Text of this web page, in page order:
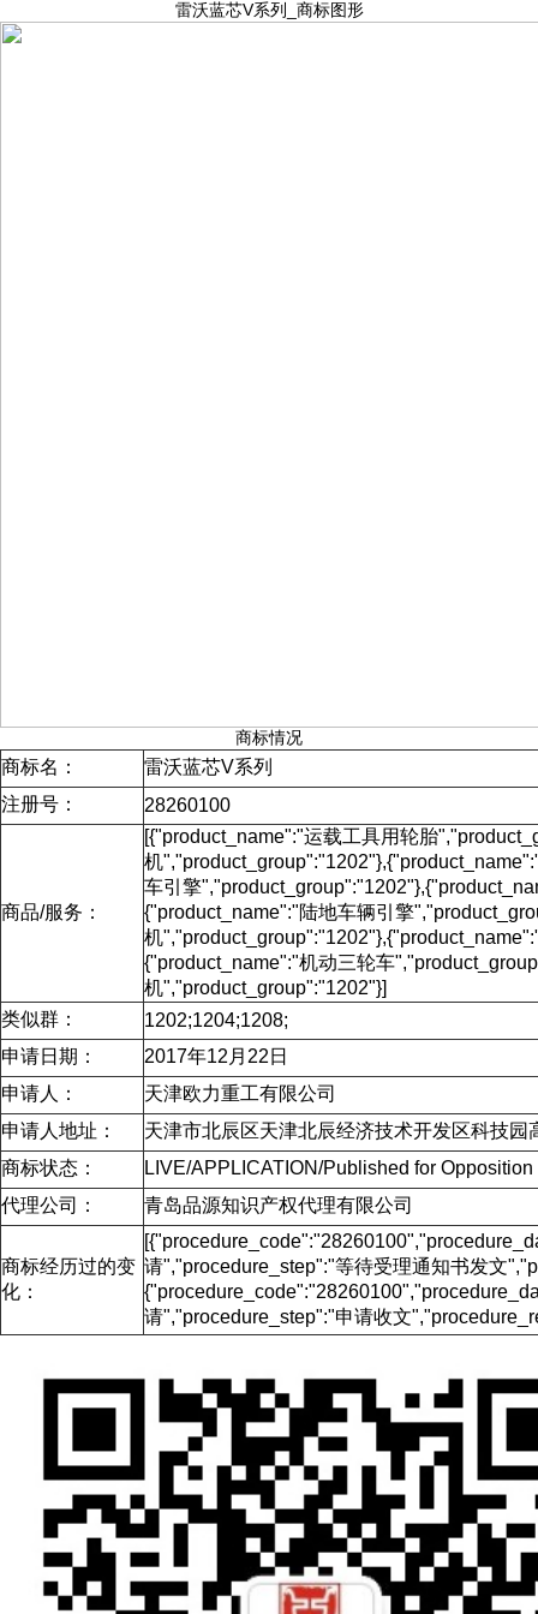
雷沃蓝芯V系列_商标图形
商标情况
商标名：
雷沃蓝芯V系列
注册号：
28260100
商品/服务：
[{"product_name":"运载工具用轮胎
机
车引擎
{"product_name":"陆地车辆引擎
机
{"product_name":"机动三轮车
机","product_group":"1202"}]
类似群：
1202;1204;1208;
申请日期：
2017年12月22日
申请人：
天津欧力重工有限公司
申请人地址：
天津市北辰区天津北辰经济技术开发区科技园
商标状态：
LIVE/APPLICATION/Published for
代理公司：
青岛品源知识产权代理有限公司
商标经历过的变
化：
请","procedure_step":"等待受理通知书发文
请","procedure_step":"申请收文